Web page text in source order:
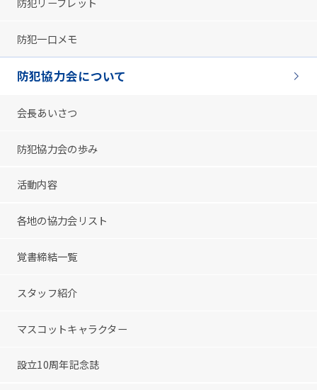
防犯一口メモ
防犯協力会について
会長あいさつ
防犯協力会の歩み
活動内容
各地の協力会リスト
覚書締結一覧
スタッフ紹介
マスコットキャラクター
設立10周年記念誌